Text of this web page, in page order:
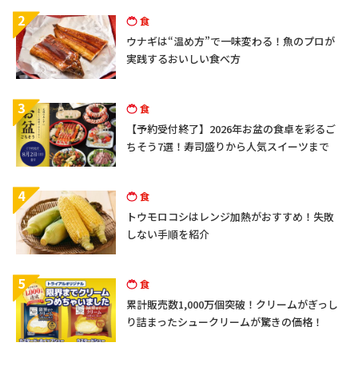
2 食
ウナギは“温め方”で一味変わる！魚のプロが
実践するおいしい食べ方
3 食
【予約受付終了】2026年お盆の食卓を彩るご
ちそう7選！寿司盛りから人気スイーツまで
4 食
トウモロコシはレンジ加熱がおすすめ！失敗
しない手順を紹介
5 食
累計販売数1,000万個突破！クリームがぎっし
り詰まったシュークリームが驚きの価格！